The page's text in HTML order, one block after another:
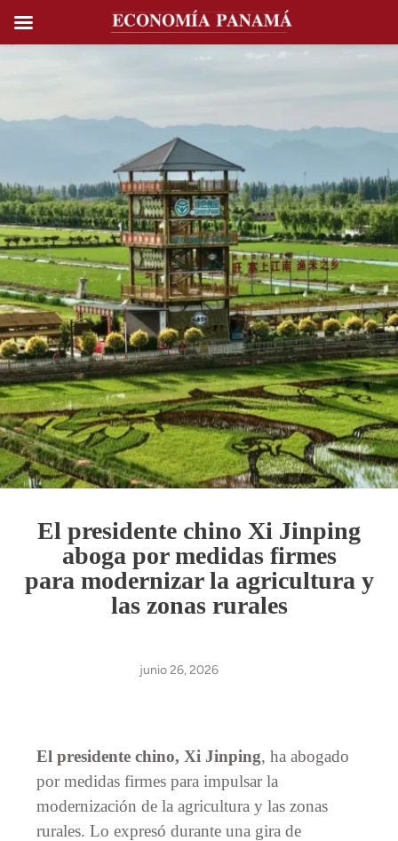
El presidente chino Xi Jinping
aboga por medidas firmes
para modernizar la agricultura y
las zonas rurales
junio 26, 2026
El presidente chino, Xi Jinping, ha abogado
por medidas firmes para impulsar la
modernización de la agricultura y las zonas
rurales. Lo expresó durante una gira de